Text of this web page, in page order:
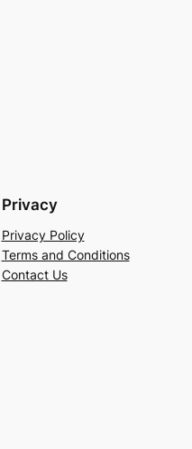
Privacy
Privacy Policy
Terms and Conditions
Contact Us